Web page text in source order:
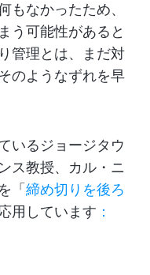
もなかったため、
う可能性があると
管理とは、まだ対
のようなずれを早
いるジョージタウ
ス教授、カル・ニ
「 締め切りを後ろ
用しています ：